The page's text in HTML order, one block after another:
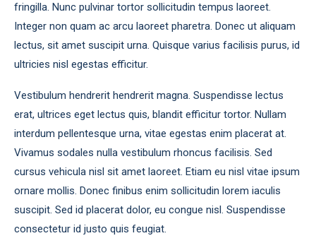
fringilla. Nunc pulvinar tortor sollicitudin tempus laoreet.
Integer non quam ac arcu laoreet pharetra. Donec ut aliquam
lectus, sit amet suscipit urna. Quisque varius facilisis purus, id
ultricies nisl egestas efficitur.
Vestibulum hendrerit hendrerit magna. Suspendisse lectus
erat, ultrices eget lectus quis, blandit efficitur tortor. Nullam
interdum pellentesque urna, vitae egestas enim placerat at.
Vivamus sodales nulla vestibulum rhoncus facilisis. Sed
cursus vehicula nisl sit amet laoreet. Etiam eu nisl vitae ipsum
ornare mollis. Donec finibus enim sollicitudin lorem iaculis
suscipit. Sed id placerat dolor, eu congue nisl. Suspendisse
consectetur id justo quis feugiat.